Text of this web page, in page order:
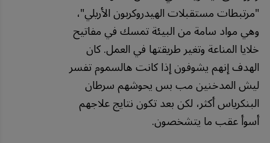
"مرتبطات مستقبلات الهيدروكربون الأريلي"،
وهي مواد سامة من البيئة تمسك في مفاتيح
خلايا المناعة وتغير طريقتها في العمل. كان
الهدف إنهم يشوفون إذا كانت هالسموم تفسر
ليش المدخنين مب بس يحوشهم سرطان
البنكرياس أكثر، لكن بعد تكون نتايج علاجهم
أسوأ عقب ما يتشخصون.